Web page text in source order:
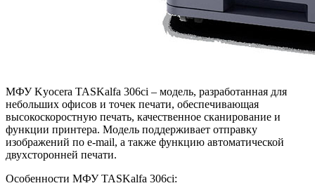
МФУ Kyocera TASKalfa 306ci – модель, разработанная для
небольших офисов и точек печати, обеспечивающая
высокоскоростную печать, качественное сканирование и
функции принтера. Модель поддерживает отправку
изображений по e-mail, а также функцию автоматической
двухсторонней печати.
Особенности МФУ TASKalfa 306ci: